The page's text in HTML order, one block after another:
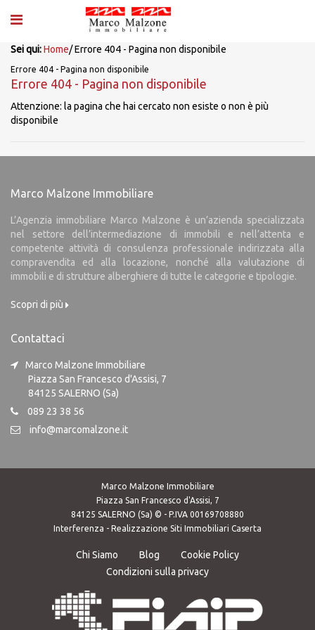
Sei qui:Home/Errore 404 - Pagina non disponibile
Errore 404 - Pagina non disponibile
Errore 404 - Pagina non disponibile
Attenzione: la pagina che hai cercato non esiste o non è più
disponibile
Marco Malzone Immobiliare
L’Agenzia immobiliare Marco Malzone è un’azienda specializzata
nel settore dell’intermediazione di immobili e nell’attenta e
competente attività di consulenza professionale indirizzata alla
compravendita ed alla locazione, nonché alla valutazione di
immobili e di strutture alberghiere di tutte le categorie e tipologie.
Scopri di più
Contattaci
Marco Malzone Immobiliare
Piazza San Francesco d'Assisi, 7
84125 SALERNO (Sa)
089 23 38 56
info@marcomalzone.it
Marco Malzone Immobiliare
Piazza San Francesco d'Assisi, 7
84125 SALERNO (Sa) © - P.IVA 00169708880
Interferenza - Realizzazione Siti Immobiliari Caserta
Chi Siamo Blog
Cookie Policy
Condizioni sulla privacy